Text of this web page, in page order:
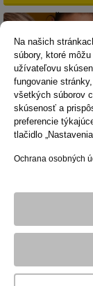
Na našich
súbory, ktoré
užívateľovu
fungovanie
všetkých súborov
skúsenosť a
preferencie
tlačidlo
Ochrana osobných
Košiciach
Dopravná
© 2016 Dopravný